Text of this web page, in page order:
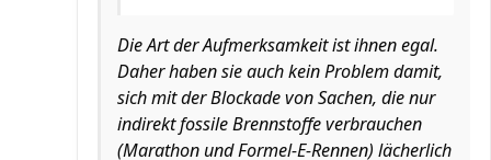
Die Art der Aufmerksamkeit ist ihnen egal.
Daher haben sie auch kein Problem damit,
sich mit der Blockade von Sachen, die nur
indirekt fossile Brennstoffe verbrauchen
(Marathon und Formel-E-Rennen) lächerlich